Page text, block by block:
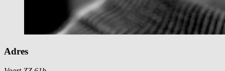
Adres